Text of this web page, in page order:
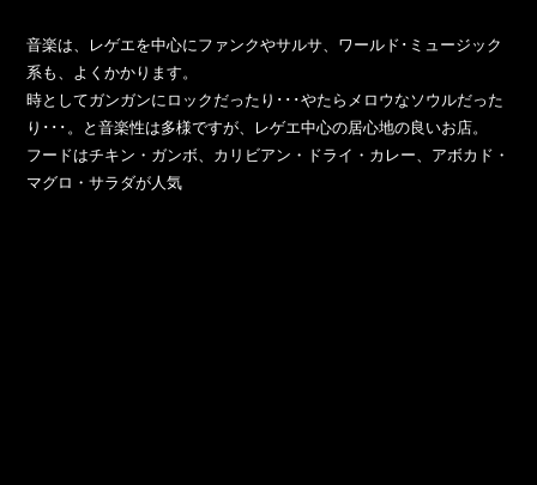
音楽は、レゲエを中心にファンクやサルサ、ワールド･ミュージック
系も、よくかかります。
時としてガンガンにロックだったり･･･やたらメロウなソウルだった
り･･･。と音楽性は多様ですが、レゲエ中心の居心地の良いお店。
フードはチキン・ガンボ、カリビアン・ドライ・カレー、アボカド・
マグロ・サラダが人気